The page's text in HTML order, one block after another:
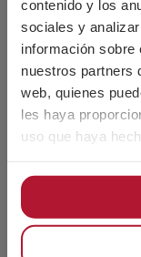
contenido y los
sociales y
información sobre
nuestros partners
web, quienes
les haya
uso que haya
© 2026